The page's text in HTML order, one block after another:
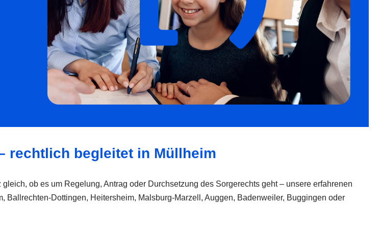
rechtlich begleitet in Müllheim
ob es um Regelung, Antrag oder Durchsetzung des Sorgerechts geht – unsere erfahrenen
Dottingen, Heitersheim, Malsburg-Marzell, Auggen, Badenweiler, Buggingen oder